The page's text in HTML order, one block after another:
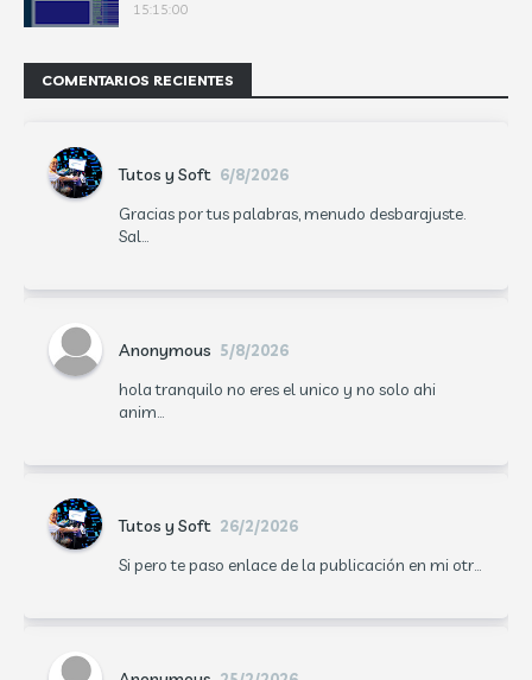
15:15:00
COMENTARIOS RECIENTES
Tutos y Soft 6/8/2026
Gracias por tus palabras, menudo desbarajuste.
Sal...
Anonymous 5/8/2026
hola tranquilo no eres el unico y no solo ahi
anim...
Tutos y Soft 26/2/2026
Si pero te paso enlace de la publicación en mi otr...